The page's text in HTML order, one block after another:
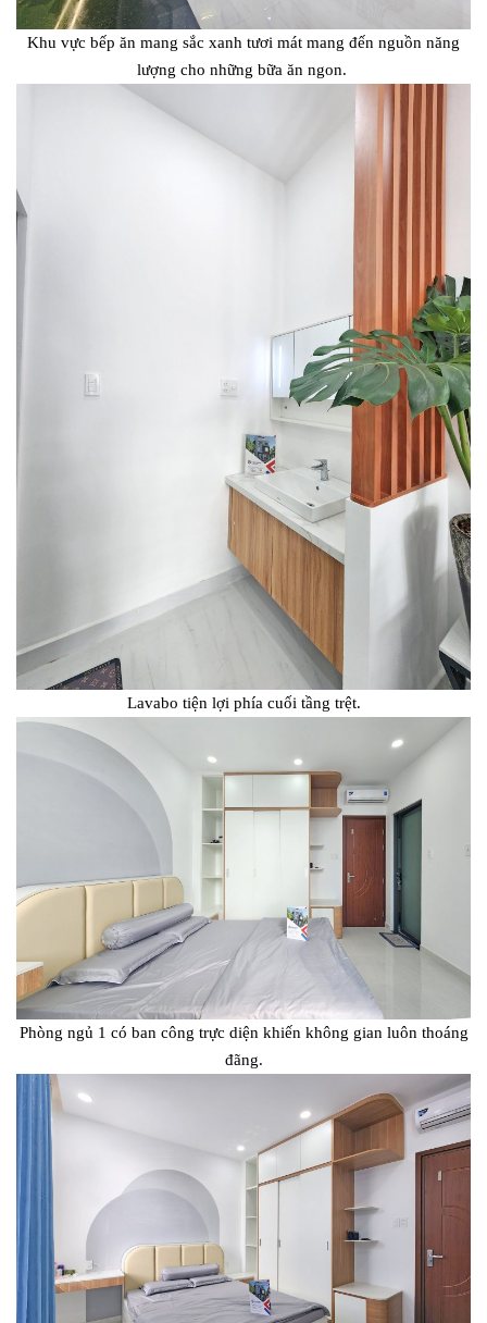
Khu vực bếp ăn mang sắc xanh tươi mát mang đến nguồn năng
lượng cho những bữa ăn ngon.
Lavabo tiện lợi phía cuối tầng trệt.
Phòng ngủ 1 có ban công trực diện khiến không gian luôn thoáng
đãng.